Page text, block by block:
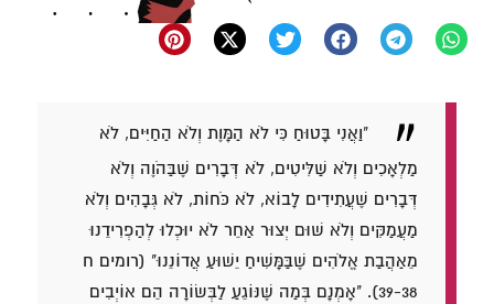
"וַאֲנִי בָּטוּחַ כִּי לֹא הַמָּוֶת וְלֹא הַחַיִּים, לֹא
מַלְאָכִים וְלֹא שַׁלִּיטִים, לֹא דְּבָרִים שֶׁבַּהֹוֶה וְלֹא
דְּבָרִים שֶׁעֲתִידִים לָבוֹא, לֹא כֹּחוֹת, לֹא גְּבָהִים וְלֹא
מַעֲמַקִּים וְלֹא שׁוּם יְצוּר אַחֵר לֹא יוּכְלוּ לְהַפְרִידֵנוּ
מֵאַהֲבַת אֱלֹהִים שֶׁבַּמָּשִׁיחַ יֵשׁוּעַ אֲדוֹנֵנוּ" (רומים ח
39-38).
"אָמְנָם בְּמַה שֶּׁנּוֹגֵעַ לַבְּשׂוֹרָה הֵם אוֹיְבִים